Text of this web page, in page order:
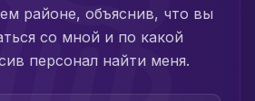
районе, объяснив, что вы
со мной и по какой
персонал найти меня.